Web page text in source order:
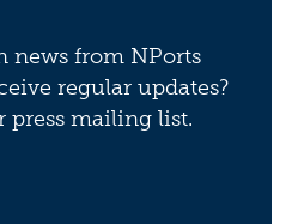
news from NPorts
regular updates?
press mailing list.